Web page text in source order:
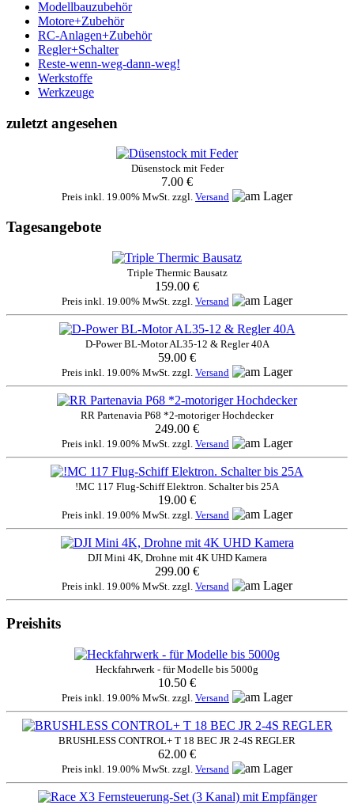
Modellbauzubehör
Motore+Zubehör
RC-Anlagen+Zubehör
Regler+Schalter
Reste-wenn-weg-dann-weg!
Werkstoffe
Werkzeuge
zuletzt angesehen
Düsenstock mit Feder
7.00 €
Preis inkl. 19.00% MwSt. zzgl. Versand
Tagesangebote
Triple Thermic Bausatz
159.00 €
Preis inkl. 19.00% MwSt. zzgl. Versand
D-Power BL-Motor AL35-12 & Regler 40A
59.00 €
Preis inkl. 19.00% MwSt. zzgl. Versand
RR Partenavia P68 *2-motoriger Hochdecker
249.00 €
Preis inkl. 19.00% MwSt. zzgl. Versand
!MC 117 Flug-Schiff Elektron. Schalter bis 25A
19.00 €
Preis inkl. 19.00% MwSt. zzgl. Versand
DJI Mini 4K, Drohne mit 4K UHD Kamera
299.00 €
Preis inkl. 19.00% MwSt. zzgl. Versand
Preishits
Heckfahrwerk - für Modelle bis 5000g
10.50 €
Preis inkl. 19.00% MwSt. zzgl. Versand
BRUSHLESS CONTROL+ T 18 BEC JR 2-4S REGLER
62.00 €
Preis inkl. 19.00% MwSt. zzgl. Versand